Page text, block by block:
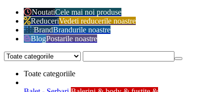
NoutatiCele mai noi produse
ReduceriVedeti reducerile noastre
BrandBrandurile noastre
BlogPostarile noastre
Toate categoriile